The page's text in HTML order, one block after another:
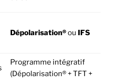
Dépolarisation®ou IFS
Programme intégratif
(Dépolarisation® + TFT +